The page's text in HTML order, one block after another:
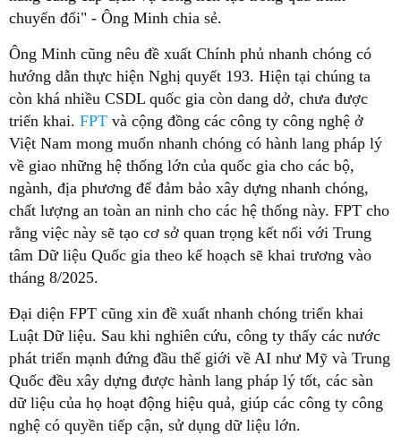
chuyển đổi" - Ông Minh chia sẻ.
Ông Minh cũng nêu đề xuất Chính phủ nhanh chóng có
hướng dẫn thực hiện Nghị quyết 193. Hiện tại chúng ta
còn khá nhiều CSDL quốc gia còn dang dở, chưa được
triển khai. FPT và cộng đồng các công ty công nghệ ở
Việt Nam mong muốn nhanh chóng có hành lang pháp lý
về giao những hệ thống lớn của quốc gia cho các bộ,
ngành, địa phương để đảm bảo xây dựng nhanh chóng,
chất lượng an toàn an ninh cho các hệ thống này. FPT cho
rằng việc này sẽ tạo cơ sở quan trọng kết nối với Trung
tâm Dữ liệu Quốc gia theo kế hoạch sẽ khai trương vào
tháng 8/2025.
Đại diện FPT cũng xin đề xuất nhanh chóng triển khai
Luật Dữ liệu. Sau khi nghiên cứu, công ty thấy các nước
phát triển mạnh đứng đầu thế giới về AI như Mỹ và Trung
Quốc đều xây dựng được hành lang pháp lý tốt, các sàn
dữ liệu của họ hoạt động hiệu quả, giúp các công ty công
nghệ có quyền tiếp cận, sử dụng dữ liệu lớn.